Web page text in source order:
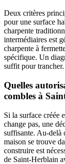
Deux critères
pour une surface
charpente
intermédiaires est
charpente à
spécifique. Un
suffit pour trancher.
Quelles
combles à
Si la surface créée
change pas, une
suffisante. Au-delà
maison se trouve
construire est
de Saint-Herblain